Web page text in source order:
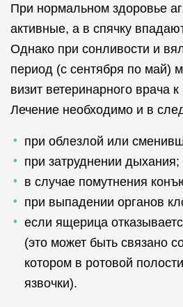
При нормальном здоровье
активные, а в спячку
Однако при сонливости и
период (с сентября по май)
визит ветеринарного врача
Лечение необходимо и в
при облезлой или
при затруднении дыхания;
в случае помутнения
при выпадении органов
если ящерица
(это может быть связано
котором в ротовой
язвочки).